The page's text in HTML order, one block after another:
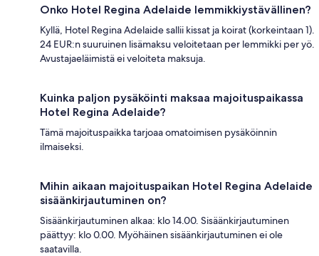
Onko Hotel Regina Adelaide lemmikkiystävällinen?
Kyllä, Hotel Regina Adelaide sallii kissat ja koirat (korkeintaan 1).
24 EUR:n suuruinen lisämaksu veloitetaan per lemmikki per yö.
Avustajaeläimistä ei veloiteta maksuja.
Kuinka paljon pysäköinti maksaa majoituspaikassa
Hotel Regina Adelaide?
Tämä majoituspaikka tarjoaa omatoimisen pysäköinnin
ilmaiseksi.
Mihin aikaan majoituspaikan Hotel Regina Adelaide
sisäänkirjautuminen on?
Sisäänkirjautuminen alkaa: klo 14.00. Sisäänkirjautuminen
päättyy: klo 0.00. Myöhäinen sisäänkirjautuminen ei ole
saatavilla.